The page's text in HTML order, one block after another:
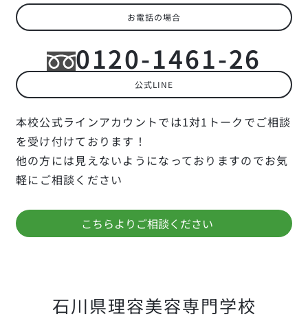
お電話の場合
0120-1461-26
公式LINE
本校公式ラインアカウントでは1対1トークでご相談
を受け付けております！
他の方には見えないようになっておりますのでお気
軽に ご相談ください
こちらよりご相談ください
石川県理容美容専門学校